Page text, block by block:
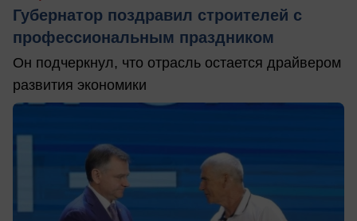
Губернатор поздравил строителей с
профессиональным праздником
Он подчеркнул, что отрасль остается драйвером
развития экономики